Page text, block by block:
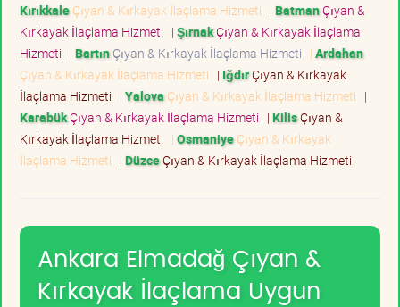
KırıkkaleÇıyan & Kırkayak İlaçlama Hizmeti | BatmanÇıyan &
Kırkayak İlaçlama Hizmeti | ŞırnakÇıyan & Kırkayak İlaçlama
Hizmeti | BartınÇıyan & Kırkayak İlaçlama Hizmeti | Ardahan
Çıyan & Kırkayak İlaçlama Hizmeti | IğdırÇıyan & Kırkayak
İlaçlama Hizmeti | Yalova Çıyan & Kırkayak İlaçlama Hizmeti |
KarabükÇıyan & Kırkayak İlaçlama Hizmeti | KilisÇıyan &
Kırkayak İlaçlama Hizmeti | OsmaniyeÇıyan & Kırkayak
İlaçlama Hizmeti | DüzceÇıyan & Kırkayak İlaçlama Hizmeti
Ankara Elmadağ Çıyan &
Kırkayak İlaçlama Uygun